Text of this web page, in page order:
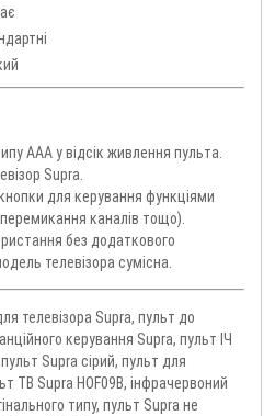
AAA у відсік живлення пульта.
Supra.
для керування функціями
каналів тощо).
без додаткового
телевізора сумісна.
телевізора Supra, пульт до
керування Supra, пульт ІЧ
Supra сірий, пульт для
ТВ Supra HOF09B, інфрачервоний
типу, пульт Supra не